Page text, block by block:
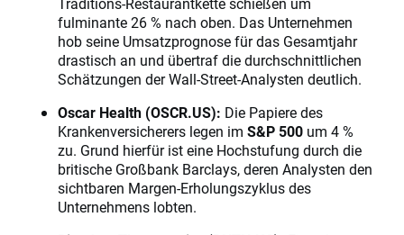
fulminante 26 % nach oben. Das Unternehmen
hob seine Umsatzprognose für das Gesamtjahr
drastisch an und übertraf die durchschnittlichen
Schätzungen der Wall-Street-Analysten deutlich.
Oscar Health (OSCR.US): Die Papiere des
Krankenversicherers legen im S&P 500 um 4 %
zu. Grund hierfür ist eine Hochstufung durch die
britische Großbank Barclays, deren Analysten den
sichtbaren Margen-Erholungszyklus des
Unternehmens lobten.